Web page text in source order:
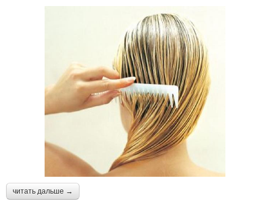
читать дальше →